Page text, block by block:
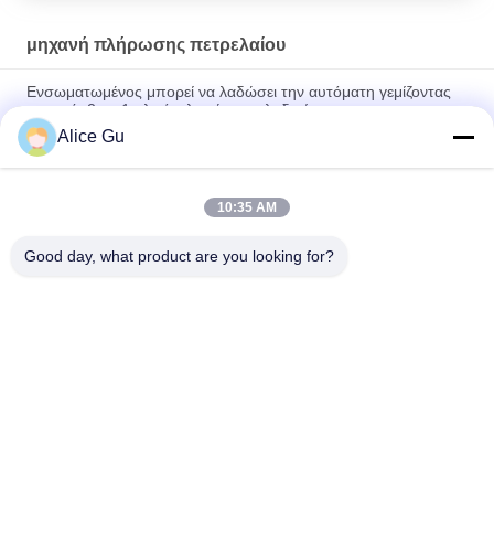
μηχανή πλήρωσης πετρελαίου
Ενσωματωμένος μπορεί να λαδώσει την αυτόματη γεμίζοντας
γραμμή, 2 σε 1 υλικό πληρώσεως λαδιού
Πλαστικό 5L ανοξείδωτο 304 τύπων εμβόλων μηχανών υλικών
πληρώσεως μπουκαλιών πετρελαίου μηχανών
Αυτόματες γραμμικές πλαστικές λιπαντικό/μηχανή βάζων
Alice Gu
10:35 AM
Good day, what product are you looking for?